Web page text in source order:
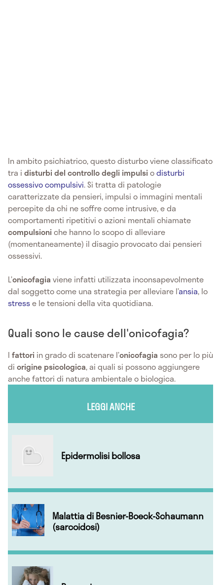
In ambito psichiatrico, questo disturbo viene classificato
tra i disturbi del controllo degli impulsiodisturbi
ossessivo compulsivi. Si tratta di patologie
caratterizzate da pensieri, impulsi o immagini mentali
percepite da chi ne soffre come intrusive, e da
comportamenti ripetitivi o azioni mentali chiamate
compulsioniche hanno lo scopo di alleviare
(momentaneamente) il disagio provocato dai pensieri
ossessivi.
L’onicofagia viene infatti utilizzata inconsapevolmente
dal soggetto come una strategia per alleviare l’ansia, lo
stresse le tensioni della vita quotidiana.
Quali sono le cause dell'onicofagia?
I fattori in grado di scatenare l’onicofagia sono per lo più
di origine psicologica, ai quali si possono aggiungere
anche fattori di natura ambientale o biologica.
LEGGI ANCHE
Epidermolisi bollosa
Malattia di Besnier-Boeck-Schaumann
(sarcoidosi)